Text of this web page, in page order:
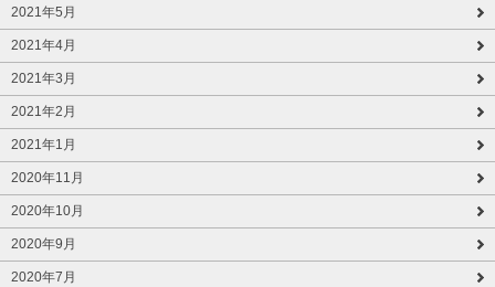
2021年5月
2021年4月
2021年3月
2021年2月
2021年1月
2020年11月
2020年10月
2020年9月
2020年7月